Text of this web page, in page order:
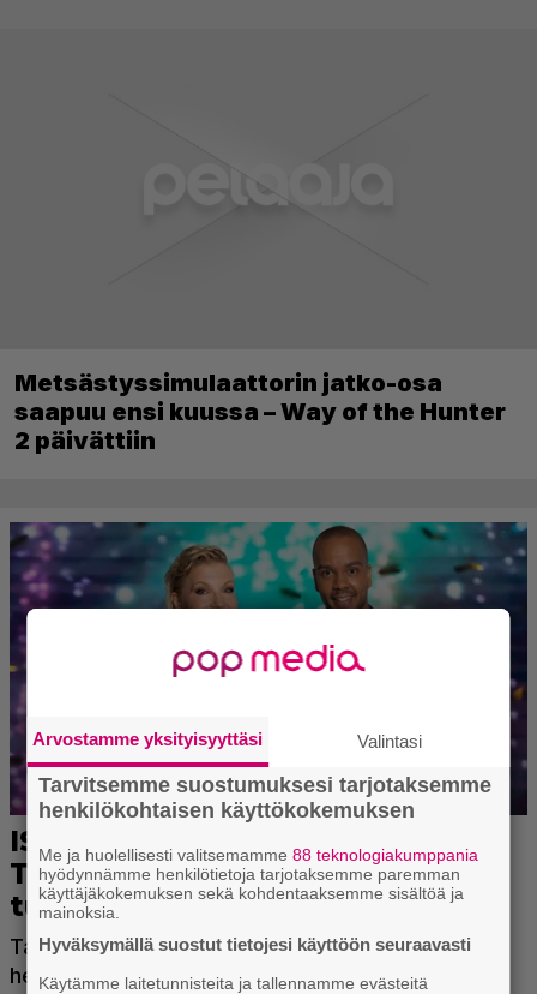
Metsästyssimulaattorin jatko-osa
saapuu ensi kuussa – Way of the Hunter
2 päivättiin
Arvostamme yksityisyyttäsi Valintasi
Tarvitsemme suostumuksesi tarjotaksemme
henkilökohtaisen käyttökokemuksen
Me ja huolellisesti valitsemamme88 teknologiakumppania
hyödynnämme henkilötietoja tarjotaksemme paremman
käyttäjäkokemuksen sekä kohdentaaksemme sisältöä ja
mainoksia.
Hyväksymällä suostut tietojesi käyttöön seuraavasti
Käytämme laitetunnisteita ja tallennamme evästeitä